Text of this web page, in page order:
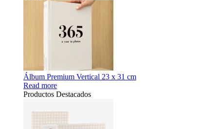
Álbum Premium Vertical 23 x 31 cm
Read more
Productos Destacados